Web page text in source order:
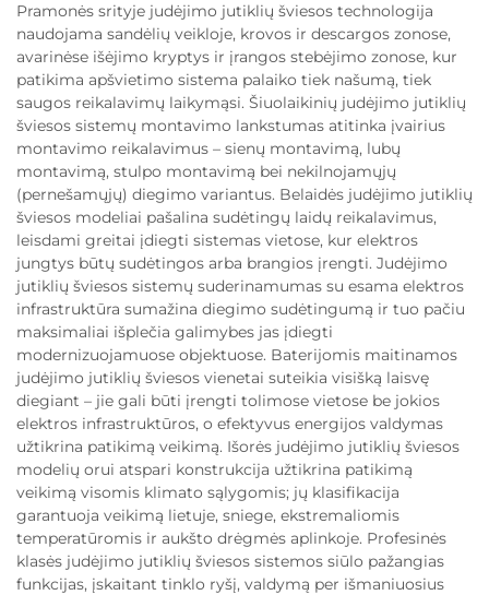
Pramonės srityje judėjimo jutiklių šviesos technologija
naudojama sandėlių veikloje, krovos ir descargos zonose,
avarinėse išėjimo kryptys ir įrangos stebėjimo zonose, kur
patikima apšvietimo sistema palaiko tiek našumą, tiek
saugos reikalavimų laikymąsi. Šiuolaikinių judėjimo jutiklių
šviesos sistemų montavimo lankstumas atitinka įvairius
montavimo reikalavimus – sienų montavimą, lubų
montavimą, stulpo montavimą bei nekilnojamųjų
(pernešamųjų) diegimo variantus. Belaidės judėjimo jutiklių
šviesos modeliai pašalina sudėtingų laidų reikalavimus,
leisdami greitai įdiegti sistemas vietose, kur elektros
jungtys būtų sudėtingos arba brangios įrengti. Judėjimo
jutiklių šviesos sistemų suderinamumas su esama elektros
infrastruktūra sumažina diegimo sudėtingumą ir tuo pačiu
maksimaliai išplečia galimybes jas įdiegti
modernizuojamuose objektuose. Baterijomis maitinamos
judėjimo jutiklių šviesos vienetai suteikia visišką laisvę
diegiant – jie gali būti įrengti tolimose vietose be jokios
elektros infrastruktūros, o efektyvus energijos valdymas
užtikrina patikimą veikimą. Išorės judėjimo jutiklių šviesos
modelių orui atspari konstrukcija užtikrina patikimą
veikimą visomis klimato sąlygomis; jų klasifikacija
garantuoja veikimą lietuje, sniege, ekstremaliomis
temperatūromis ir aukšto drėgmės aplinkoje. Profesinės
klasės judėjimo jutiklių šviesos sistemos siūlo pažangias
funkcijas, įskaitant tinklo ryšį, valdymą per išmaniuosius